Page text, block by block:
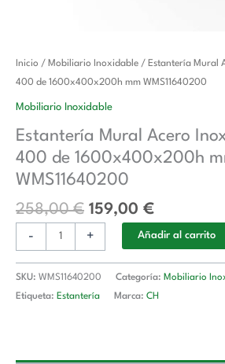
Inicio / Mobiliario Inoxidable / Estantería Mural
400 de 1600x400x200h mm WMS11640200
Mobiliario Inoxidable
Estantería Mural Acero
400 de 1600x400x200h
WMS11640200
258,00€
El
precio
original
258,00 €.
159,00 €
El
precio
159,00 €.
-
Estantería
Mural
Acero
Fondo
400
de
mm
WMS11640200
cantidad
+ Añadir al carrito
SKU: WMS11640200 Categoría: Mobiliario
Etiqueta: Estantería Marca: CH